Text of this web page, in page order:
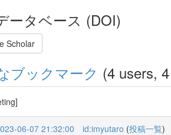
ータベース (DOI)
Scholar
ブックマーク (4 users,
06-07 21:32:00 id:imyutaro (投稿一覧)